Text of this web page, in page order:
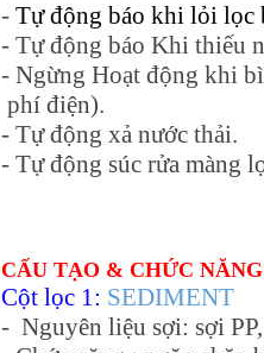
- Tự động báo khi lỏi lọc
- Tự động báo Khi thiếu
- Ngừng Hoạt động khi
phí điện).
- Tự động xả nước thải.
- Tự động súc rửa màng
CẤU TẠO & CHỨC
Cột lọc 1: SEDIMENT
- Nguyên liệu sợi: sợi